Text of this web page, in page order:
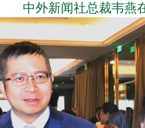
中外新闻社总裁韦燕